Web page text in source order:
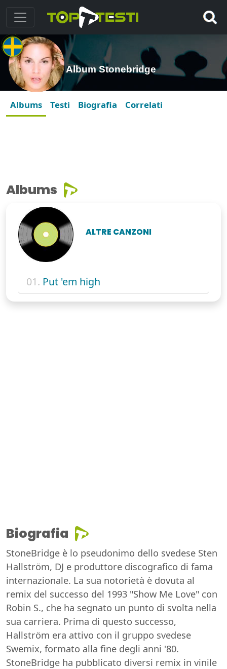
Album Stonebridge
Albums Testi Biografia Correlati
Albums
ALTRE CANZONI
01. Put 'em high
Biografia
StoneBridge è lo pseudonimo dello svedese Sten
Hallström, DJ e produttore discografico di fama
internazionale. La sua notorietà è dovuta al
remix del successo del 1993 "Show Me Love" con
Robin S., che ha segnato un punto di svolta nella
sua carriera. Prima di questo successo,
Hallström era attivo con il gruppo svedese
Swemix, formato alla fine degli anni '80.
StoneBridge ha pubblicato diversi remix in vinile